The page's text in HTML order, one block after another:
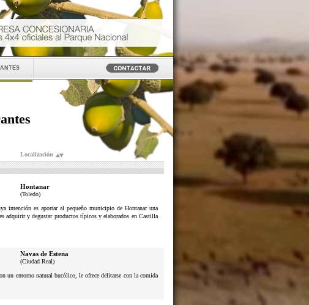
Localización
Hontanar
(Toledo)
intención es aportar al pequeño municipio de Hontanar una
adquirir y degustar productos típicos y elaborados en Castilla
Navas de Estena
(Ciudad Real)
un entorno natural bucólico, le ofrece delitarse con la comida